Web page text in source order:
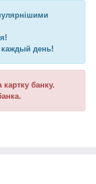
день!
банку.